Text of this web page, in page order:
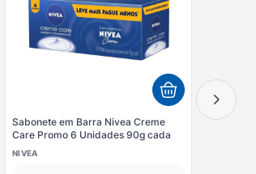
Sabonete em Barra Nivea Creme
Care Promo 6 Unidades 90g cada
NIVEA